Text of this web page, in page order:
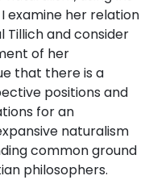
examine her relation
Tillich and consider
of her
that there is a
positions and
for an
naturalism
common ground
philosophers.